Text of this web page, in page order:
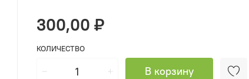
300,00 ₽
КОЛИЧЕСТВО
В корзину